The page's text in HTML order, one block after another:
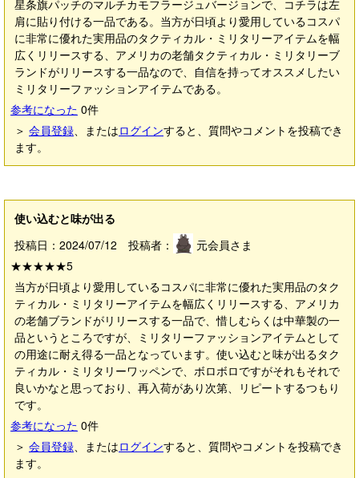
星条旗パッチのマルチカモフラージュバージョンで、コチラは左
肩に貼り付ける一品である。当方が日頃より愛用しているコスパ
に非常に優れた実用品のタクティカル・ミリタリーアイテムを幅
広くリリースする、アメリカの老舗タクティカル・ミリタリーブ
ランドがリリースする一品なので、自信を持ってオススメしたい
ミリタリーファッションアイテムである。
参考になった 0件
＞ 会員登録、またはログインすると、質問やコメントを投稿でき
ます。
使い込むと味が出る
投稿日：2024/07/12 投稿者：
元会員さま
★★★★★5
当方が日頃より愛用しているコスパに非常に優れた実用品のタク
ティカル・ミリタリーアイテムを幅広くリリースする、アメリカ
の老舗ブランドがリリースする一品で、惜しむらくは中華製の一
品というところですが、ミリタリーファッションアイテムとして
の用途に耐え得る一品となっています。使い込むと味が出るタク
ティカル・ミリタリーワッペンで、ボロボロですがそれもそれで
良いかなと思っており、再入荷があり次第、リピートするつもり
です。
参考になった 0件
＞ 会員登録、またはログインすると、質問やコメントを投稿でき
ます。